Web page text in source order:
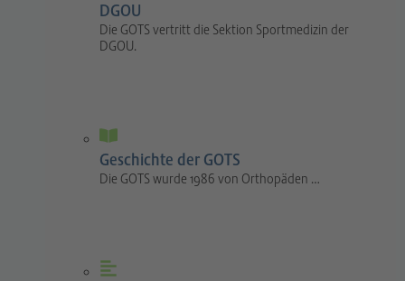
DGOU
Die GOTS vertritt die Sektion Sportmedizin der
DGOU.
Geschichte der GOTS
Die GOTS wurde 1986 von Orthopäden …